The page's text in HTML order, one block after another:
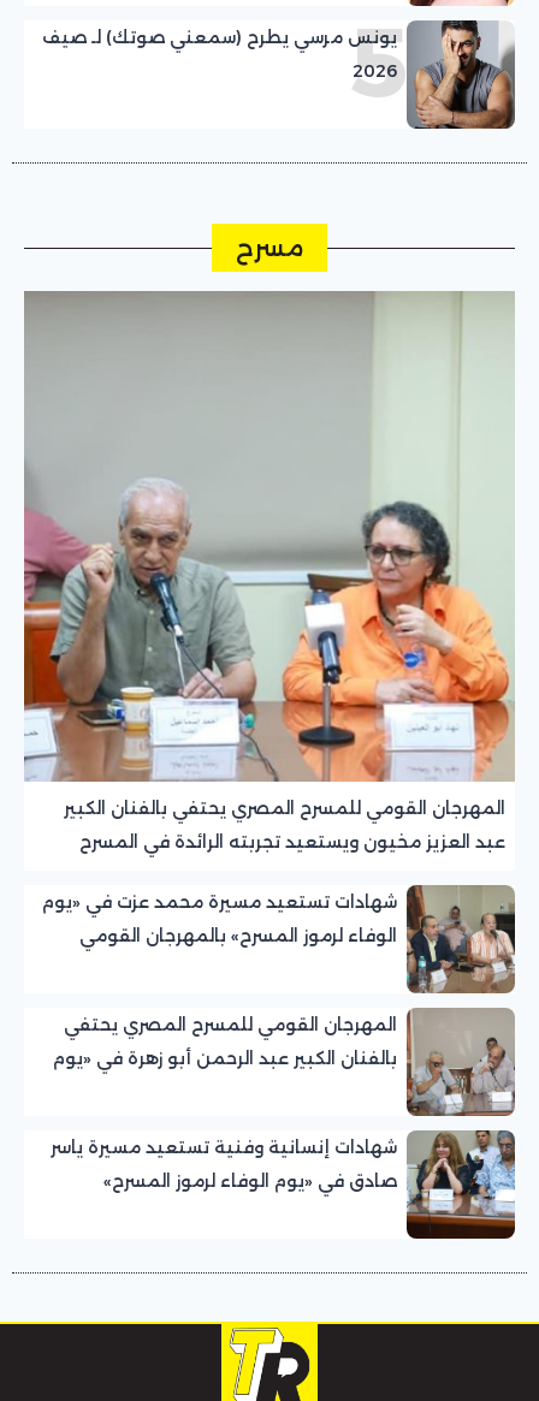
5
يونس مرسي يطرح (سمعني صوتك) لـ صيف
2026
مسرح
المهرجان القومي للمسرح المصري يحتفي بالفنان الكبير
عبد العزيز مخيون ويستعيد تجربته الرائدة في المسرح
شهادات تستعيد مسيرة محمد عزت في «يوم
الوفاء لرموز المسرح» بالمهرجان القومي
المهرجان القومي للمسرح المصري يحتفي
بالفنان الكبير عبد الرحمن أبو زهرة في «يوم
شهادات إنسانية وفنية تستعيد مسيرة ياسر
صادق في «يوم الوفاء لرموز المسرح»